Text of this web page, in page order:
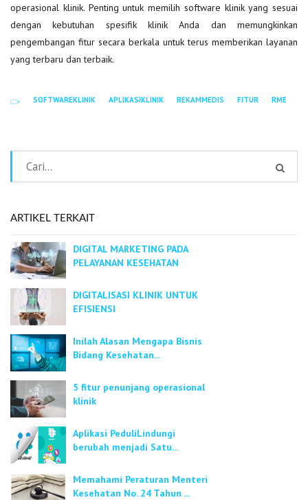
operasional klinik. Penting untuk memilih software klinik yang sesuai
dengan kebutuhan spesifik klinik Anda dan memungkinkan
pengembangan fitur secara berkala untuk terus memberikan layanan
yang terbaru dan terbaik.
SOFTWAREKLINIK APLIKASIKLINIK REKAMMEDIS FITUR RME
ARTIKEL TERKAIT
DIGITAL MARKETING PADA
PELAYANAN KESEHATAN
DIGITALISASI KLINIK UNTUK
EFISIENSI
Inilah Alasan Mengapa Bisnis
Bidang Kesehatan...
5 fitur penunjang operasional
klinik
Aplikasi PeduliLindungi
berubah menjadi Satu...
Memahami Peraturan Menteri
Kesehatan No. 24 Tahun ...